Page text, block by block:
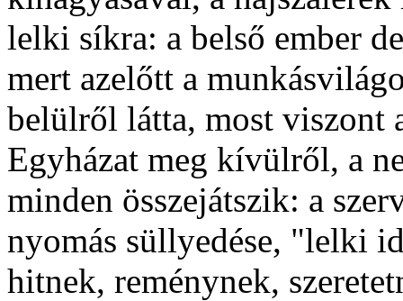
lelki síkra: a belső ember
mert azelőtt a
belülről látta, most viszont
Egyházat meg kívülről, a
minden összejátszik: a
nyomás süllyedése, "lelki
hitnek, reménynek,